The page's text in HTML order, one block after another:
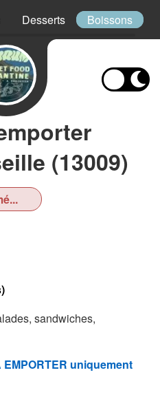
Desserts Boissons
(13009)
sandwiches,
uniquement